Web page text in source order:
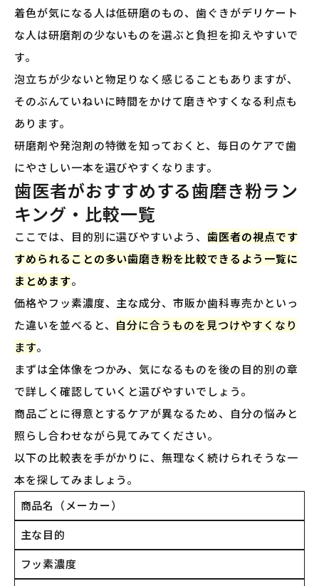
着色が気になる人は低研磨のもの、歯ぐきがデリケート
な人は研磨剤の少ないものを選ぶと負担を抑えやすいで
す。
泡立ちが少ないと物足りなく感じることもありますが、
そのぶんていねいに時間をかけて磨きやすくなる利点も
あります。
研磨剤や発泡剤の特徴を知っておくと、毎日のケアで歯
にやさしい一本を選びやすくなります。
歯医者がおすすめする歯磨き粉ラン
キング・比較一覧
ここでは、目的別に選びやすいよう、 歯医者の視点です
すめられることの多い歯磨き粉を比較できるよう一覧に
まとめます。
価格やフッ素濃度、主な成分、市販か歯科専売かといっ
た違いを並べると、 自分に合うものを見つけやすくなり
ます。
まずは全体像をつかみ、気になるものを後の目的別の章
で詳しく確認していくと選びやすいでしょう。
商品ごとに得意とするケアが異なるため、自分の悩みと
照らし合わせながら見てみてください。
以下の比較表を手がかりに、無理なく続けられそうな一
本を探してみましょう。
商品名（メーカー）
主な目的
フッ素濃度